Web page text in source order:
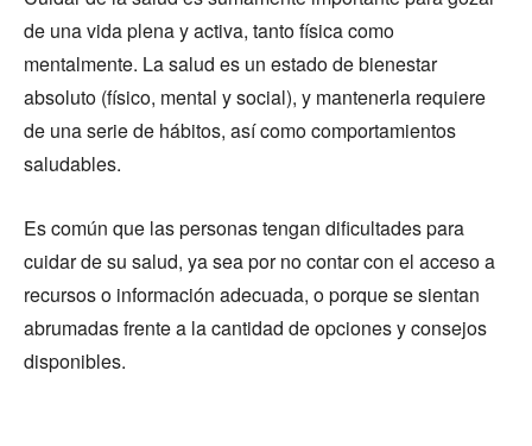
de una vida plena y activa, tanto física como
mentalmente. La salud es un estado de bienestar
absoluto (físico, mental y social), y mantenerla requiere
de una serie de hábitos, así como comportamientos
saludables.
Es común que las personas tengan dificultades para
cuidar de su salud, ya sea por no contar con el acceso a
recursos o información adecuada, o porque se sientan
abrumadas frente a la cantidad de opciones y consejos
disponibles.